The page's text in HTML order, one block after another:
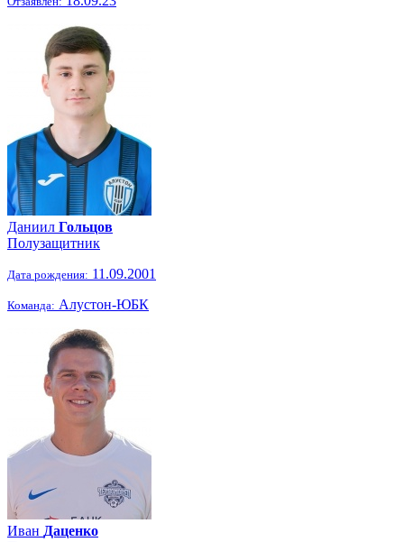
Даниил Гольцов
Полузащитник
Дата рождения: 11.09.2001
Команда: Алустон-ЮБК
Иван Даценко